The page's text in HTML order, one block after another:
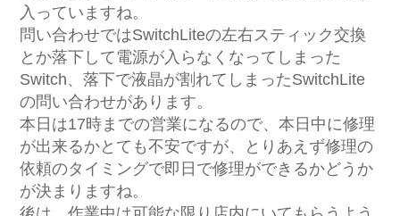
入っていますね。
問い合わせではSwitchLiteの左右スティック交換
とか落下して電源が入らなくなってしまった
Switch、落下で液晶が割れてしまったSwitchLite
の問い合わせがあります。
本日は17時までの営業になるので、本日中に修理
が出来るかとても不安ですが、とりあえず修理の
依頼のタイミングで即日で修理ができるかどうか
が決まりますね。